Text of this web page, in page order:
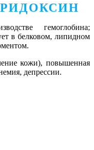
гемоглобина;
в белковом, липидном
кожи), повышенная
депрессии.